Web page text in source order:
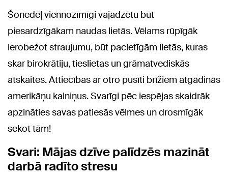
Šonedēļ viennozīmīgi vajadzētu būt
piesardzīgākam naudas lietās. Vēlams rūpīgāk
ierobežot straujumu, būt pacietīgām lietās, kuras
skar birokrātiju, tieslietas un grāmatvediskās
atskaites. Attiecības ar otro pusīti brīžiem atgādinās
amerikāņu kalniņus. Svarīgi pēc iespējas skaidrāk
apzināties savas patiesās vēlmes un drosmīgāk
sekot tām!
Svari: Mājas dzīve palīdzēs mazināt
darbā radīto stresu